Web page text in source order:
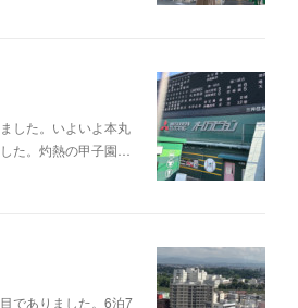
した。いよいよ本丸
た。灼熱の甲子園…
でありました。6泊7